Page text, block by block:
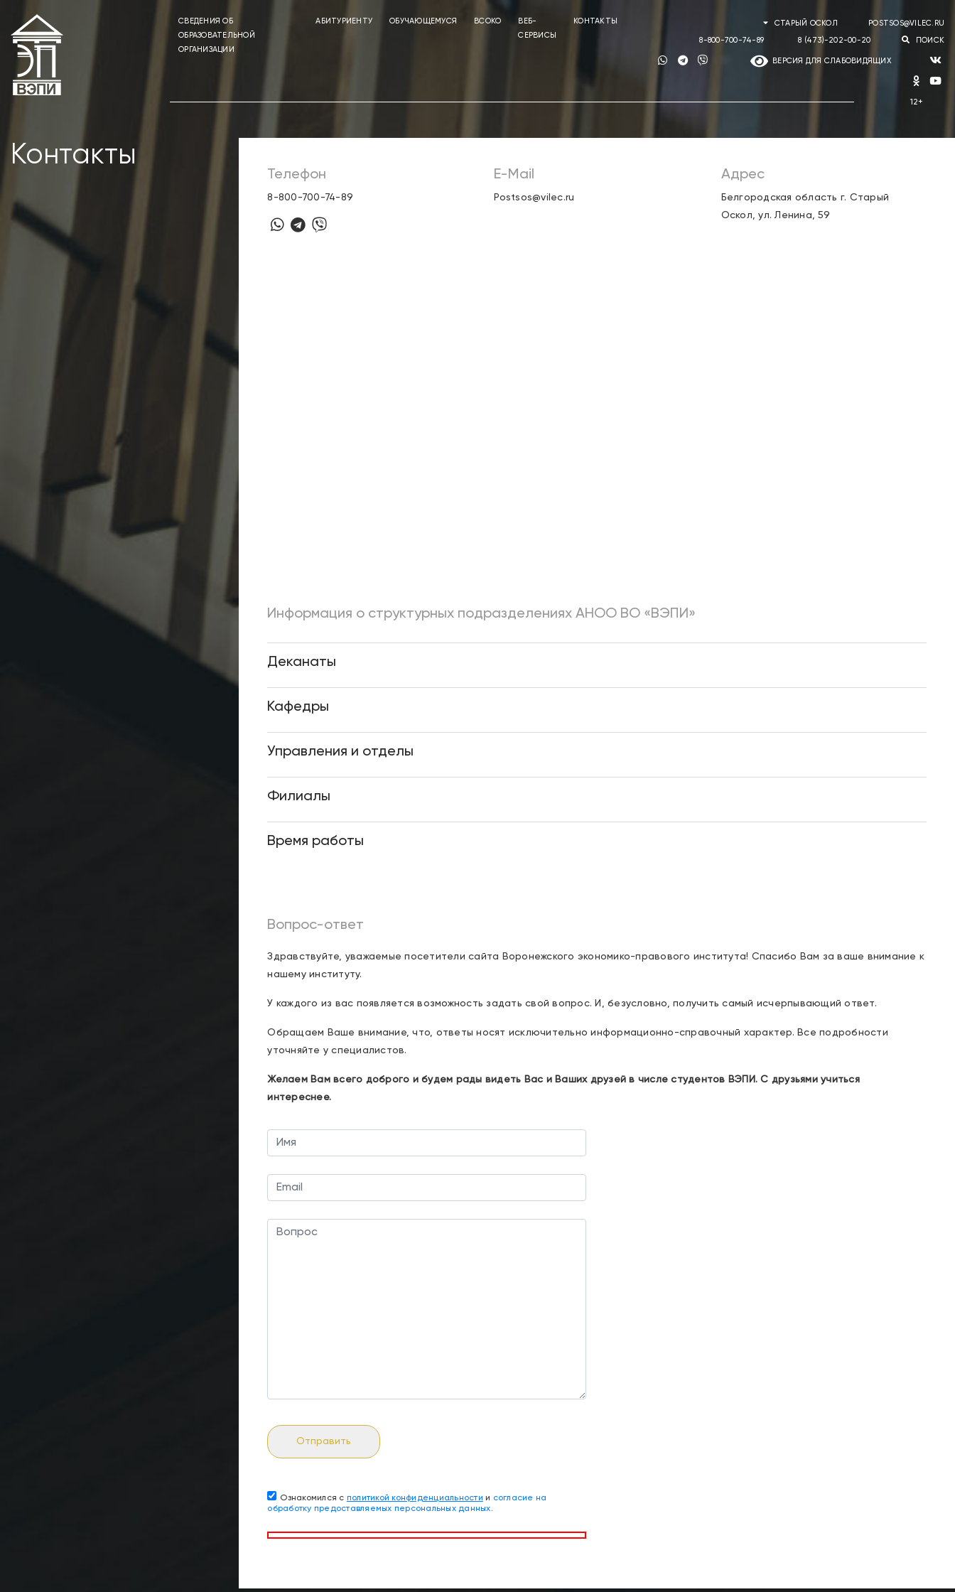
CВЕДЕНИЯ ОБ
ОБРАЗОВАТЕЛЬНОЙ
ОРГАНИЗАЦИИ
АБИТУРИЕНТУ ОБУЧАЮЩЕМУСЯ ВСОКО
ВЕБ-
СЕРВИСЫ
КОНТАКТЫ СТАРЫЙ ОСКОЛ POSTSOS@VILEC.RU
8-800-700-74-89 8 (473)-202-00-20 ПОИСК
ВЕРСИЯ ДЛЯ СЛАБОВИДЯЩИХ
Контакты
Телефон
8-800-700-74-89
E-Mail
Postsos@vilec.ru
Адрес
Белгородская область г. Старый
Оскол, ул. Ленина, 59
Информация о структурных подразделениях АНОО ВО «ВЭПИ»
Деканаты
Кафедры
Управления и отделы
Филиалы
Время работы
Вопрос-ответ
Здравствуйте, уважаемые посетители сайта Воронежского экономико-правового института! Спасибо Вам за ваше внимание к
нашему институту.
У каждого из вас появляется возможность задать свой вопрос. И, безусловно, получить самый исчерпывающий ответ.
Обращаем Ваше внимание, что, ответы носят исключительно информационно-справочный характер. Все подробности
уточняйте у специалистов.
Желаем Вам всего доброго и будем рады видеть Вас и Ваших друзей в числе студентов ВЭПИ. С друзьями учиться
интереснее.
Отправить
Ознакомился с политикой конфиденциальности и согласие на
обработку предоставляемых персональных данных.